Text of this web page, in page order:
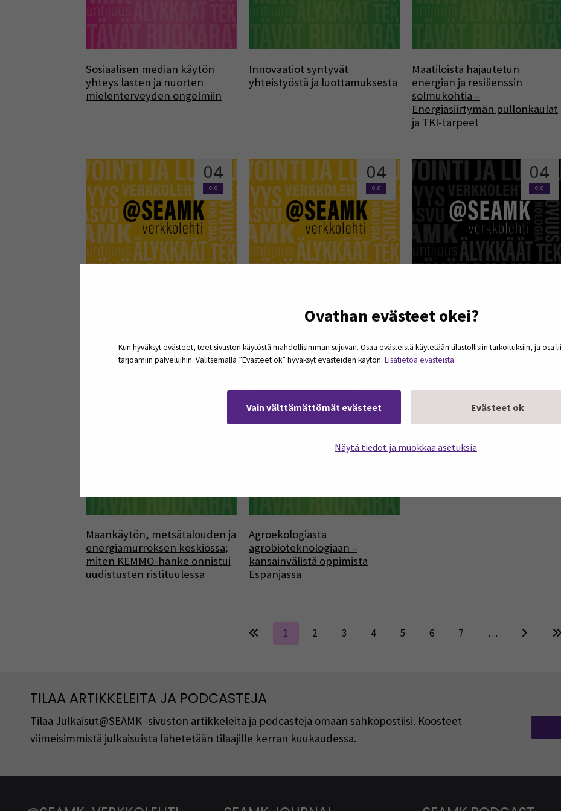
Ovathan evästeet okei?
Kun hyväksyt evästeet, teet sivuston käytöstä mahdollisimman sujuvan. Osaa evästeistä käytetään tilastollisiin tarkoituksiin, ja osa
tarjoamiin palveluihin. Valitsemalla ”Evästeet ok” hyväksyt evästeiden käytön. Lisätietoa evästeistä.
Vain välttämättömät evästeet Evästeet ok
Näytä tiedot ja muokkaa asetuksia
Sosiaalisen median käytön
yhteys lasten ja nuorten
mielenterveyden ongelmiin
Innovaatiot syntyvät
yhteistyöstä ja luottamuksesta
Maatiloista hajautetun
energian ja resilienssin
solmukohtia –
Energiasiirtymän pullonkaulat
ja TKI-tarpeet
04
elo
04
elo
Valmis työntekijä on yhä
harvinaisempi
04
elo
Viestinnän opettajat
puolustavat ajattelu-, luku- ja
tekoälymurroksessa
Maankäytön, metsätalouden ja
energiamurroksen keskiössä;
miten KEMMO-hanke onnistui
uudistusten ristituulessa
elo
Agroekologiasta
agrobioteknologiaan –
kansainvälistä oppimista
Espanjassa
1 2 3 4 5 6 7 …
TILAA ARTIKKELEITA JA PODCASTEJA
Tilaa Julkaisut@SEAMK -sivuston artikkeleita ja podcasteja omaan sähköpostiisi. Koosteet
viimeisimmistä julkaisuista lähetetään tilaajille kerran kuukaudessa.